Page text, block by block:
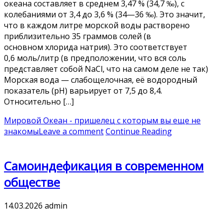
океана составляет в среднем 3,47 % (34,7 ‰), с
колебаниями от 3,4 до 3,6 % (34—36 ‰). Это значит,
что в каждом литре морской воды растворено
приблизительно 35 граммов солей (в
основном хлорида натрия). Это соответствует
0,6 моль/литр (в предположении, что вся соль
представляет собой NaCl, что на самом деле не так)
Морская вода — слабощелочная, её водородный
показатель (pH) варьирует от 7,5 до 8,4.
Относительно […]
Мировой Океан - пришелец с которым вы еще не
знакомыLeave a commentContinue Reading
Самоиндефикация в современном
обществе
14.03.2026 admin